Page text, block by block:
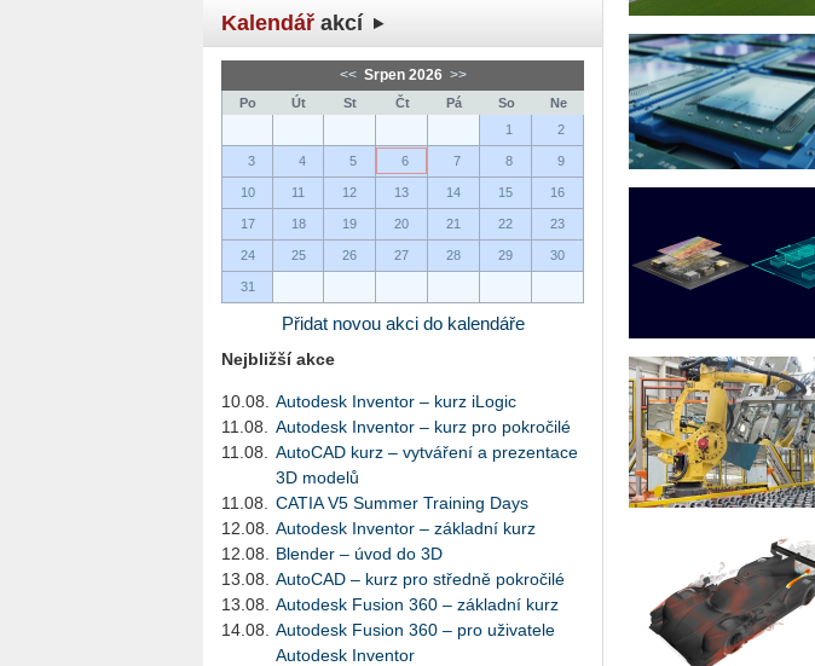
Kalendář akcí
<< Srpen 2026 >>
Po Út St Čt Pá So
Ne
1
2
3 4 5 6 7 8 9
10 11 12 13 14 15 16
17 18 19 20 21 22 23
24 25 26 27 28 29 30
31
Přidat novou akci do kalendáře
Nejbližší akce
10.08.
Autodesk Inventor – kurz iLogic
11.08.
Autodesk Inventor – kurz pro pokročilé
11.08.
AutoCAD kurz – vytváření a prezentace
3D modelů
11.08.
CATIA V5 Summer Training Days
12.08.
Autodesk Inventor – základní kurz
12.08.
Blender – úvod do 3D
13.08.
AutoCAD – kurz pro středně pokročilé
13.08.
Autodesk Fusion 360 – základní kurz
14.08.
Autodesk Fusion 360 – pro uživatele
Autodesk Inventor